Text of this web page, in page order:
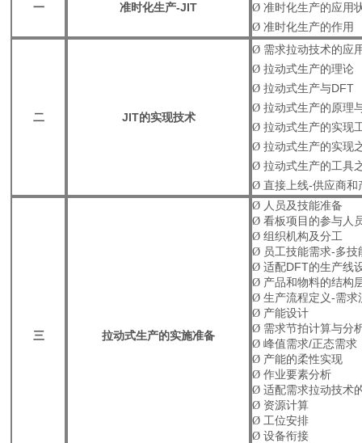
一 准时化生产-JIT
Ø 准时化生产的应用
Ø 准时化生产的作用
二 JIT的实现技术
Ø 需求拉动技术的应
Ø 拉动式生产的理论
Ø 拉动式生产与DFT
Ø 拉动式生产的原理
Ø 拉动式生产的实现
Ø 拉动式生产的实现
Ø 拉动式生产的工具
Ø 直接上线-供应商和
三 拉动式生产的实施准备
Ø 人员及技能准备
Ø 看板项目的参与人
Ø 组织机构及分工
Ø 员工技能需求-多技
Ø 适配DFT的生产线
Ø 产品和物料的结构
Ø 生产流程定义-需求
Ø 产能设计
Ø 需求节拍计算与分
Ø 峰值需求/正态需求
Ø 产能的柔性实现
Ø 作业要素分析
Ø 适配需求拉动技术
Ø 资源计算
Ø 工位安排
Ø 设备衔接